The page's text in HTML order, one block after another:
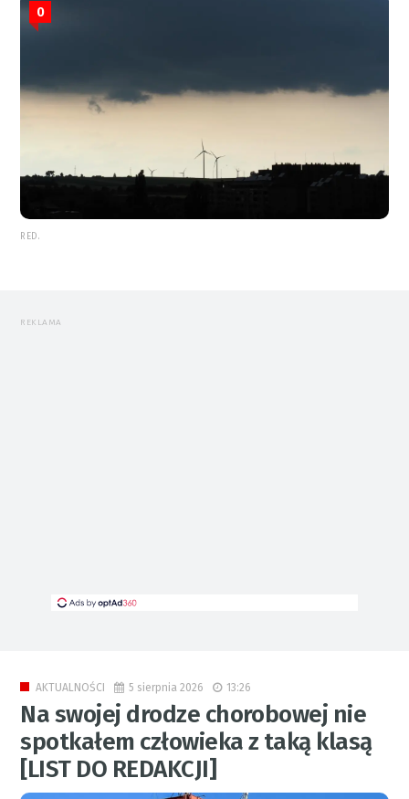
0
RED.
REKLAMA
AKTUALNOŚCI 5 sierpnia 2026 13:26
Na swojej drodze chorobowej nie
spotkałem człowieka z taką klasą
[LIST DO REDAKCJI]